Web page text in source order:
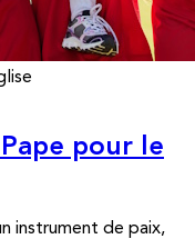
pour le
instrument de paix,